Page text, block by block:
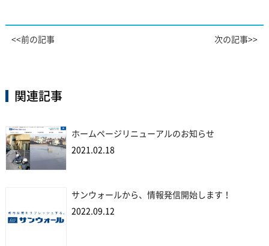
<<前の記事 次の記事>>
関連記事
ホームページリニューアルのお知らせ
2021.02.18
サンウォールから、情報発信開始します！
2022.09.12